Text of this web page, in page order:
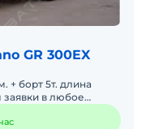
GR 300EX
+ борт 5т. длина